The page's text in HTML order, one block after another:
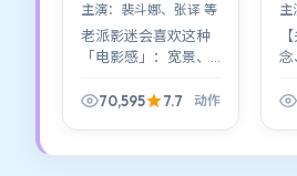
主演： 裴斗娜、张译 等
老派影迷会喜欢这种
「电影感」：宽景、
话。《异境档案》在
70,595 7.7 动作
主
念
的